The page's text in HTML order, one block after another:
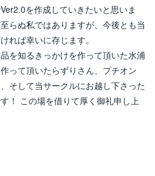
を作成していきたいと思いま
らぬ私ではありますが、今後とも当
れば幸いに存じます。
を知るきっかけを作って頂いた水浦
って頂いたらずりさん、プチオン
そして当サークルにお越し下さった
！ この場を借りて厚く御礼申し上